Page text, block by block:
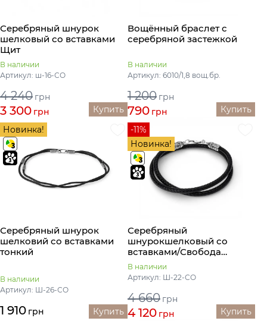
Серебряный шнурок
шелковый со вставками
Щит
В наличии
Артикул: ш-16-СО
4 240 грн
3 300 грн Купить
Вощённый браслет с
серебряной застежкой
В наличии
Артикул: 6010/1,8 вощ.бр.
1 200 грн
790 грн
Купить
Новинка!
Серебряный шнурок
шелковий со вставками
тонкий
В наличии
Артикул: Ш-26-СО
1 910 грн Купить
-11%
Новинка!
Серебряный
шнурокшелковый со
вставками/Свобода
широкий
В наличии
Артикул: Ш-22-СО
4 660 грн
4 120 грн
Купить